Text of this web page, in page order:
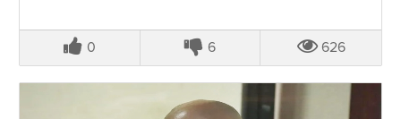
0 6 626